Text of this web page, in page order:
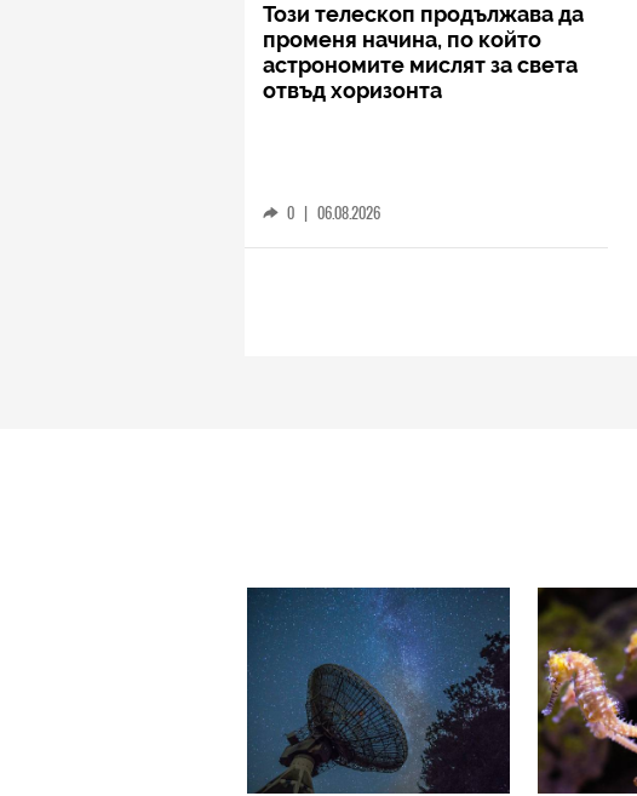
Този телескоп продължава да
променя начина, по който
астрономите мислят за света
отвъд хоризонта
0 | 06.08.2026